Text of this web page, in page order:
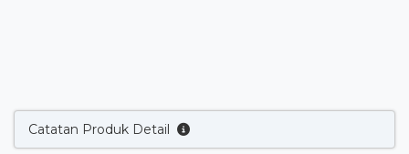
Catatan Produk Detail